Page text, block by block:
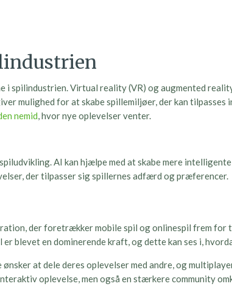
Virtual reality (VR) og augmented
mulighed for at skabe spillemiljøer, der kan
nemid, hvor nye oplevelser venter.
AI kan hjælpe med at skabe mere
der tilpasser sig spillernes adfærd og præferencer.
der foretrækker mobile spil og onlinespil frem
blevet en dominerende kraft, og dette kan ses i,
at dele deres oplevelser med andre, og
oplevelse, men også en stærkere community